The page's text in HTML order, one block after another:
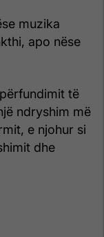
muzika
apo nëse
të
ndryshim më
e njohur si
dhe